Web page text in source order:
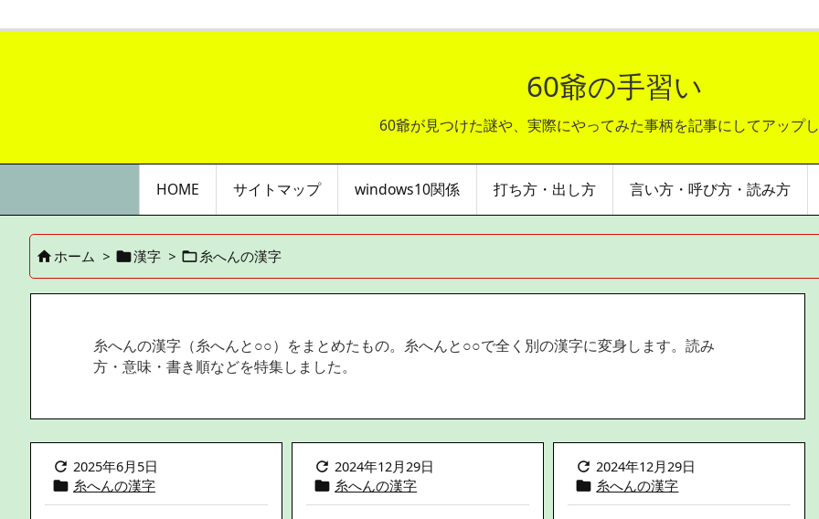
60爺の手習い
60爺が見つけた謎や、実際にやってみた事柄を記事にしてアップ
HOME サイトマップ windows10関係 打ち方・出し方 言い方・呼び方・読み方
ホーム > 漢字 > 糸へんの漢字
糸へんの漢字（糸へんと○○）をまとめたもの。糸へんと○○で全く別の漢字に変身します。読み
方・意味・書き順などを特集しました。
 2025年6月5日
 糸へんの漢字
 2024年12月29日
 糸へんの漢字
 2024年12月29日
 糸へんの漢字